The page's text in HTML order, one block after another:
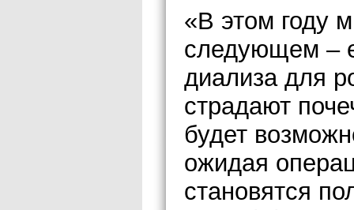
«В этом году
следующем –
диализа для
страдают
будет
ожидая
становятся